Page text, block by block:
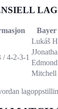
Bayer
/ 4-2-3-1
Lukáš
Mitchell